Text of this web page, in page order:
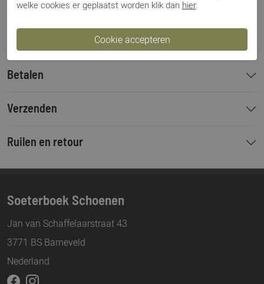
Kleur
Zwart
Bestelcode
000003311
Betalen
Verzenden
Ruilen en retour
Soeterboek Schoenen
Jan van Schaffelaarstraat 43
3771 BS Barneveld
Nederland
welke cookies er geplaatst worden klik dan hier.